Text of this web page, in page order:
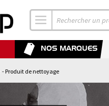
NOS MARQUES
- Produit de nettoyage